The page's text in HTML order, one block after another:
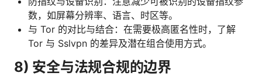
数，如屏幕分辨率、语言、时区等。
与 Tor 的对比与结合：在需要极高匿名性时，了解
Tor 与 Sslvpn 的差异及潜在组合使用方式。
8) 安全与法规合规的边界